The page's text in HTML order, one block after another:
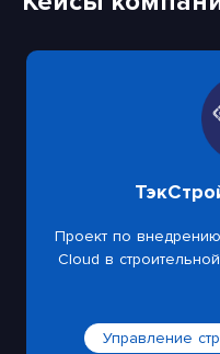
Проект по
Cloud в
Управление